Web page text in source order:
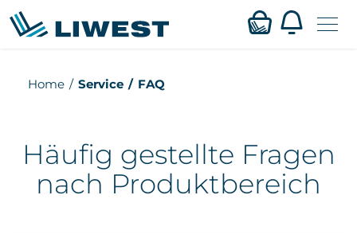
Privat
Home Service FAQ
Häufig gestellte Fragen
nach Produktbereich